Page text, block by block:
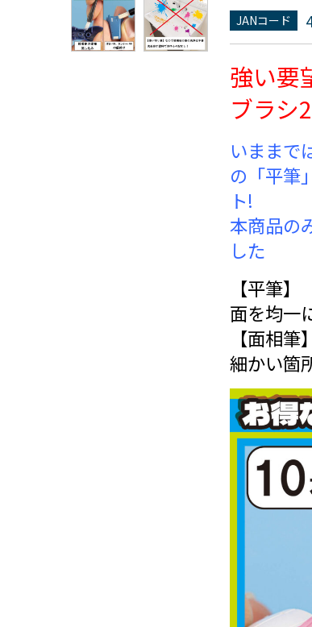
JANコード
強い要
ブラシ
いままで
の「平筆
ト!
本商品の
した
【平筆】
面を均一
【面相筆
細かい箇